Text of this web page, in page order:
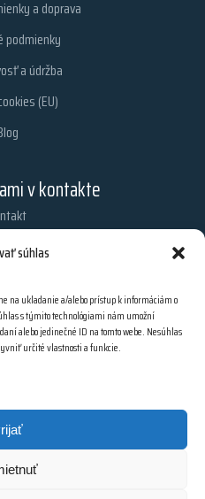
súhlas
na ukladanie a/alebo prístup k informáciám o
s týmito technológiami nám umožní
alebo jedinečné ID na tomto webe. Nesúhlas
určité vlastnosti a funkcie.
a doprava
podmienky
a údržba
(EU)
v kontakte
z nášho obchodu?
SA